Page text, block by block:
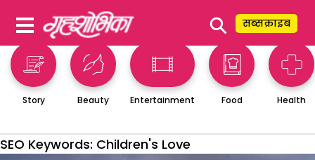
⚲ सब्सक्राइब
Story Beauty Entertainment Food Health
SEO Keywords: Children's Love